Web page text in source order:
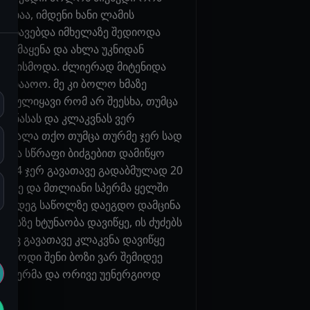
იმდენი ხანი ლამის
იმხელაზე შედიოდა
და ახლა უკნიდან
ისმოდა. ძლიერად მიტენიდა
მე კი ბოლო ხმაზე
რომ არ შეესხა, თუმცა
და კლაკვნას ვერ
თქო თუმცა თურმე ჯერ სად
სწრაფი ბიძგებით დამიწყო
4 ჯერ გავათავე გადაბმულად 20
ყლე და მთლიანი სპერმა ყელში
საწოლზე დაეგდო დამცინა
ხტუნაობა დავიწყე, ის ძუძებს
გავათავე კლაკვნა დავიწყე
შენი ბოზი ვარ შემიდეე
სპერმა და ორივე უენერგიოდ